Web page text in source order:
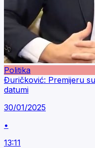
Politika
Đuričković: Premijeru
datumi
30/01/2025
•
13:11